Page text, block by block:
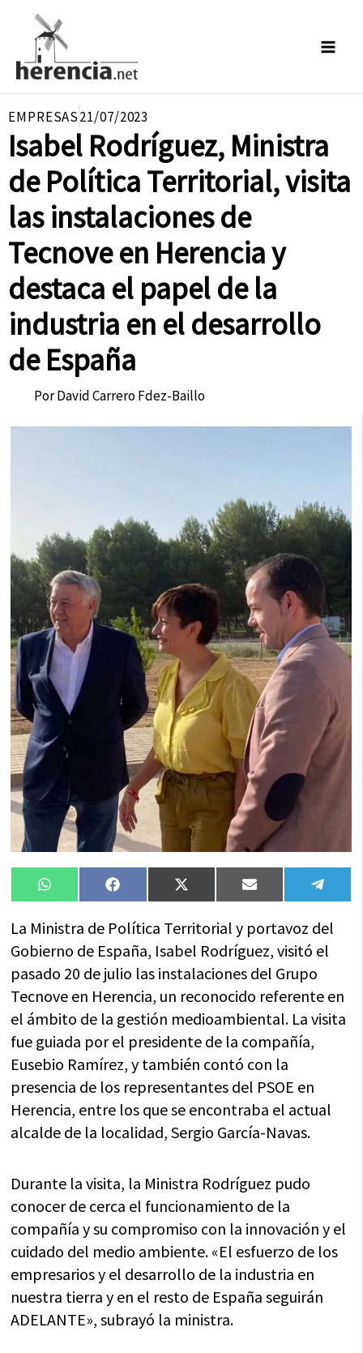
contenido
EMPRESAS21/07/2023
Isabel Rodríguez, Ministra
de Política Territorial, visita
las instalaciones de
Tecnove en Herencia y
destaca el papel de la
industria en el desarrollo
de España
PorDavid Carrero Fdez-Baillo
Compartir
en
WhatsAppCompartir
en
FacebookCompartir
en
X
(Twitter)
Compartir
en
Email
en
La Ministra de Política Territorial y portavoz del
Gobierno de España, Isabel Rodríguez, visitó el
pasado 20 de julio las instalaciones del Grupo
Tecnove en Herencia, un reconocido referente en
el ámbito de la gestión medioambiental. La visita
fue guiada por el presidente de la compañía,
Eusebio Ramírez, y también contó con la
presencia de los representantes del PSOE en
Herencia, entre los que se encontraba el actual
alcalde de la localidad, Sergio García-Navas.
Durante la visita, la Ministra Rodríguez pudo
conocer de cerca el funcionamiento de la
compañía y su compromiso con la innovación y el
cuidado del medio ambiente. «El esfuerzo de los
empresarios y el desarrollo de la industria en
nuestra tierra y en el resto de España seguirán
ADELANTE», subrayó la ministra.